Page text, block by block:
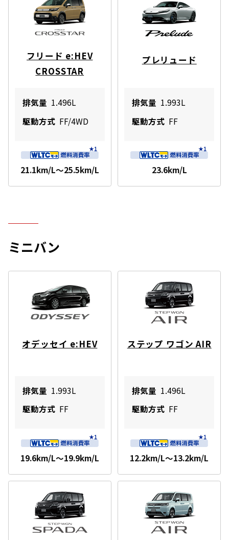
フリード e:HEV
CROSSTAR
排気量 1.496L
駆動方式 FF/4WD
21.1km/L～25.5km/L
プレリュード
排気量 1.993L
駆動方式 FF
23.6km/L
ミニバン
オデッセイ e:HEV
排気量 1.993L
駆動方式 FF
19.6km/L～19.9km/L
ステップ ワゴン AIR
排気量 1.496L
駆動方式 FF
12.2km/L～13.2km/L